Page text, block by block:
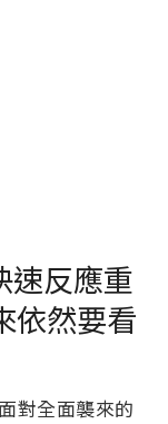
速反應重
依然要看
對全面襲來的